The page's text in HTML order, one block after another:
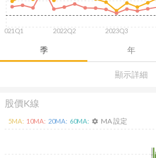
顯示詳細
季 年
2021Q1 2022Q2 2023Q3
股價K線
5MA: 10MA: 20MA: 60MA: settings MA 設定